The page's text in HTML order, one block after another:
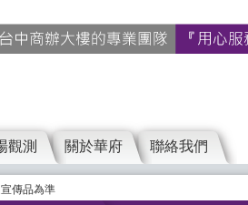
觀測 關於華府 聯絡我們
傳品為準